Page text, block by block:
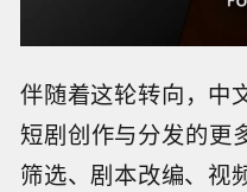
伴随着这轮转向，中
短剧创作与分发的更
筛选、剧本改编、视